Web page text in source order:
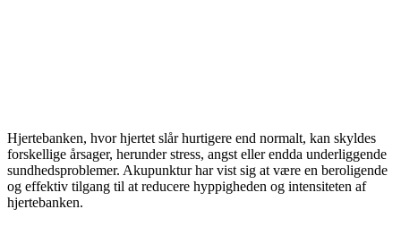
Hjertebanken, hvor hjertet slår hurtigere end normalt, kan skyldes
forskellige årsager, herunder stress, angst eller endda underliggende
sundhedsproblemer. Akupunktur har vist sig at være en beroligende
og effektiv tilgang til at reducere hyppigheden og intensiteten af
hjertebanken.